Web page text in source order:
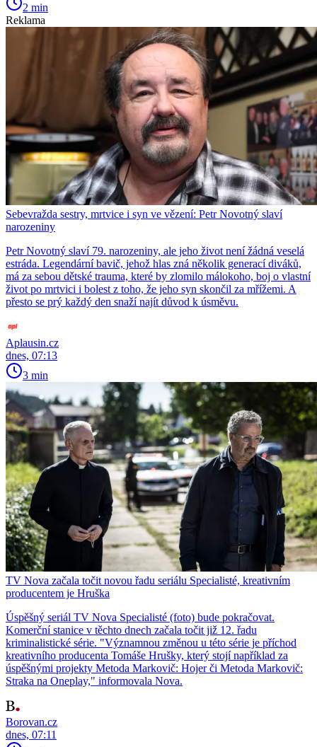
2 min
Reklama
Sebevražda sestry, mrtvice i syn ve vězení: Petr Novotný slaví
narozeniny
Petr Novotný slaví 79. narozeniny, ale jeho život není žádná veselá
estráda. Legendární bavič, jehož hlas zná několik generací diváků,
má za sebou dětské trauma, které by zlomilo málokoho, boj o vlastní
život po mrtvici i bolest z toho, že jeho syn skončil za mřížemi. A
přesto se prý každý den snaží najít důvod k úsměvu.
Aplausin.cz
dnes, 07:13
3 min
TV Nova začala točit novou řadu seriálu Specialisté, kreativním
producentem je Hruška
Úspěšný seriál TV Nova Specialisté (foto) bude pokračovat.
Komerční stanice v těchto dnech začala točit již 12. řadu
kriminalistické série. "Významnou změnou u této série je příchod
kreativního producenta Tomáše Hrušky, který stojí například za
úspěšnými projekty Metoda Markovič: Hojer či Metoda Markovič:
Straka na Oneplay," informovala Nova.
Borovan.cz
dnes, 07:11